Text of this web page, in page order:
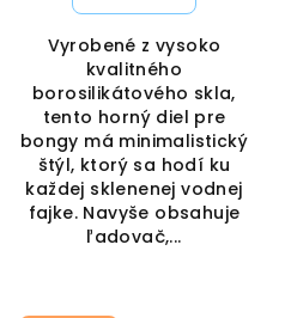
Vyrobené z vysoko
kvalitného
borosilikátového skla,
tento horný diel pre
bongy má minimalistický
štýl, ktorý sa hodí ku
každej sklenenej vodnej
fajke. Navyše obsahuje
ľadovač,...